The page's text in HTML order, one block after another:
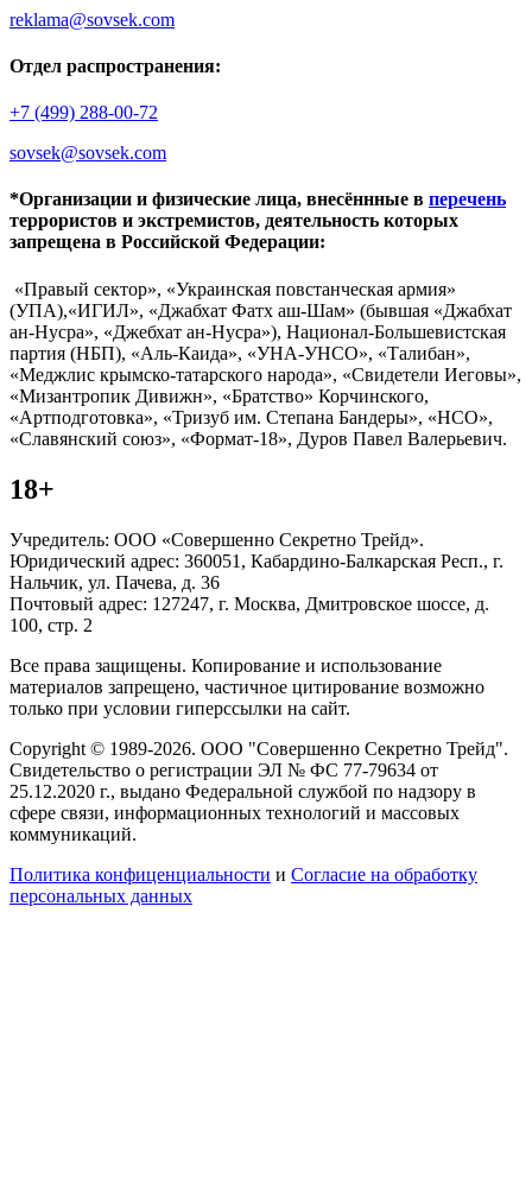
reklama@sovsek.com
Отдел распространения:
+7 (499) 288-00-72
sovsek@sovsek.com
*Организации и физические лица, внесённные в перечень
террористов и экстремистов, деятельность которых
запрещена в Российской Федерации:
«Правый сектор», «Украинская повстанческая армия»
(УПА),«ИГИЛ», «Джабхат Фатх аш-Шам» (бывшая «Джабхат
ан-Нусра», «Джебхат ан-Нусра»), Национал-Большевистская
партия (НБП), «Аль-Каида», «УНА-УНСО», «Талибан»,
«Меджлис крымско-татарского народа», «Свидетели Иеговы»,
«Мизантропик Дивижн», «Братство» Корчинского,
«Артподготовка», «Тризуб им. Степана Бандеры», «НСО»,
«Славянский союз», «Формат-18», Дуров Павел Валерьевич.
18+
Учредитель: ООО «Совершенно Секретно Трейд».
Юридический адрес: 360051, Кабардино-Балкарская Респ., г.
Нальчик, ул. Пачева, д. 36
Почтовый адрес: 127247, г. Москва, Дмитровское шоссе, д.
100, стр. 2
Все права защищены. Копирование и использование
материалов запрещено, частичное цитирование возможно
только при условии гиперссылки на сайт.
Copyright © 1989-2026. ООО "Совершенно Секретно Трейд".
Свидетельство о регистрации ЭЛ № ФС 77-79634 от
25.12.2020 г., выдано Федеральной службой по надзору в
сфере связи, информационных технологий и массовых
коммуникаций.
Политика конфиценциальности и Согласие на обработку
персональных данных